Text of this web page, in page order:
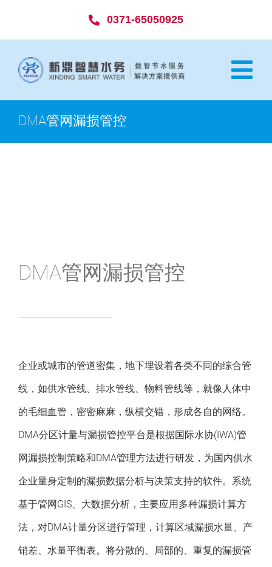
0371-65050925
网站首页
新闻中心
联系我们
DMA管网漏损管控
DMA管网漏损管控
企业或城市的管道密集，地下埋设着各类不同的综合管
线，如供水管线、排水管线、物料管线等，就像人体中
的毛细血管，密密麻麻，纵横交错，形成各自的网络。
DMA分区计量与漏损管控平台是根据国际水协(IWA)管
网漏损控制策略和DMA管理方法进行研发，为国内供水
企业量身定制的漏损数据分析与决策支持的软件。系统
基于管网GIS、大数据分析，主要应用多种漏损计算方
法，对DMA计量分区进行管理，计算区域漏损水量、产
销差、水量平衡表。将分散的、局部的、重复的漏损管